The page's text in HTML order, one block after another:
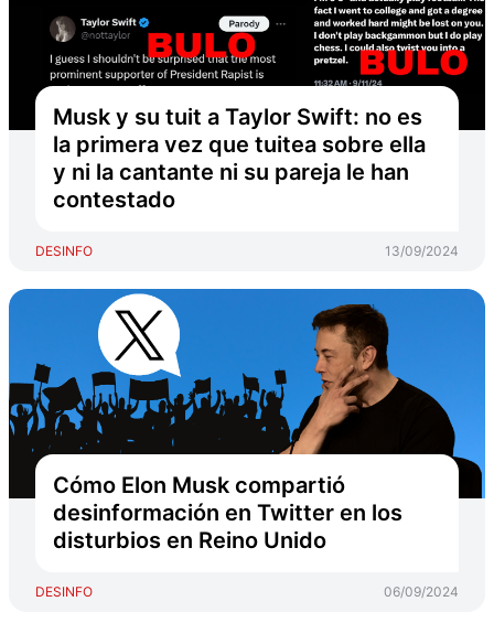
Musk y su tuit a Taylor Swift: no es
la primera vez que tuitea sobre ella
y ni la cantante ni su pareja le han
contestado
DESINFO 13/09/2024
Cómo Elon Musk compartió
desinformación en Twitter en los
disturbios en Reino Unido
DESINFO 06/09/2024